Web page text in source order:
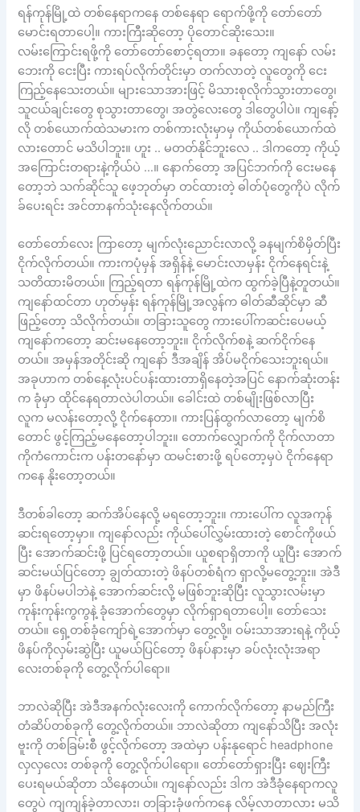
ရန်ကုန်မြို့ထဲ တစ်နေရာကနေ တစ်နေရာ ရောက်ဖို့ကို တော်တော်
မောင်းရတာပေါ့။ ကားကြီးဆိုတော့ ပိုတောင်ဆိုးသေး။
လမ်းကြောင်းရဖို့ကို တော်တော်စောင့်ရတာ။ ခနတော့ ကျနော် လမ်း
ဘေးကို ငေးပြီး ကားရပ်လိုက်တိုင်းမှာ တက်လာတဲ့ လူတွေကို ငေး
ကြည့်နေသေးတယ်။ များသောအားဖြင့် မိသားစုလိုက်သွားတာတွေ၊
သူငယ်ချင်းတွေ စုသွားတာတွေ၊ အတွဲလေးတွေ ဒါတွေပါပဲ။ ကျနော့်
လို တစ်ယောက်ထဲသမားက တစ်ကားလုံးမှာမှ ကိုယ်တစ်ယောက်ထဲ
လားတောင် မသိပါဘူး။ ဟူး .. မတတ်နိုင်ဘူးလေ .. ဒါကတော့ ကိုယ့်
အကြောင်းတရားနဲ့ကိုယ်ပဲ …။ နောက်တော့ အပြင်ဘက်ကို ငေးမနေ
တော့ဘဲ သက်ဆိုင်သူ ဖေ့ဘုတ်မှာ တင်ထားတဲ့ ဓါတ်ပုံတွေကိုပဲ လိုက်
ခ်ပေးရင်း အင်တာနက်သုံးနေလိုက်တယ်။
တော်တော်လေး ကြာတော့ မျက်လုံးညောင်းလာလို့ ခနမျက်စိမှိတ်ပြီး
ငိုက်လိုက်တယ်။ ကားကပုံမှန် အရှိန်နဲ့ မောင်းလာမှန်း ငိုက်နေရင်းနဲ့
သတိထားမိတယ်။ ကြည့်ရတာ ရန်ကုန်မြို့ထဲက ထွက်ခဲ့ပြီနဲ့တူတယ်။
ကျနော်ထင်တာ ဟုတ်မှန်း ရန်ကုန်မြို့အလွန်က ဓါတ်ဆီဆိုင်မှာ ဆီ
ဖြည့်တော့ သိလိုက်တယ်။ တခြားသူတွေ ကားပေါ်ကဆင်းပေမယ့်
ကျနော်ကတော့ ဆင်းမနေတော့ဘူး။ ငိုက်လိုက်စနဲ့ ဆက်ငိုက်နေ
တယ်။ အမှန်အတိုင်းဆို ကျနော် ဒီအချိန် အိပ်မငိုက်သေးဘူးရယ်။
အခုဟာက တစ်နေ့လုံးပင်ပန်းထားတာရှိနေတဲ့အပြင် နောက်ဆုံးတန်း
က ခုံမှာ ထိုင်နေရတာလဲပါတယ်။ ခေါင်းထဲ တစ်မျိုးဖြစ်လာပြီး
လူက မလန်းတော့လို့ ငိုက်နေတာ။ ကားပြန်ထွက်လာတော့ မျက်စိ
တောင် ဖွင့်ကြည့်မနေတော့ပါဘူး။ တောက်လျှောက်ကို ငိုက်လာတာ
ကိုကံကောင်းက ပန်းတနော်မှာ ထမင်းစားဖို့ ရပ်တော့မှပဲ ငိုက်နေရာ
ကနေ နိုးတော့တယ်။
ဒီတစ်ခါတော့ ဆက်အိပ်နေလို့ မရတော့ဘူး။ ကားပေါ်က လူအကုန်
ဆင်းရတော့မှာ။ ကျနော်လည်း ကိုယ်ပေါ်လွှမ်းထားတဲ့ စောင်ကိုဖယ်
ပြီး အောက်ဆင်းဖို့ ပြင်ရတော့တယ်။ ယူစရာရှိတာကို ယူပြီး အောက်
ဆင်းမယ်ပြင်တော့ ချွတ်ထားတဲ့ ဖိနပ်တစ်ရံက ရှာလို့မတွေ့ဘူး။ အဲဒီ
မှာ ဖိနပ်မပါဘဲနဲ့ အောက်ဆင်းလို့ မဖြစ်ဘူးဆိုပြီး လူသွားလမ်းမှာ
ကုန်းကုန်းကွကွနဲ့ ခုံအောက်တွေမှာ လိုက်ရှာရတာပေါ့။ တော်သေး
တယ်။ ရှေ့တစ်ခုံကျော်ရဲ့အောက်မှာ တွေ့လို့။ ဝမ်းသာအားရနဲ့ ကိုယ့်
ဖိနပ်ကိုလှမ်းဆွဲပြီး ယူမယ်ပြင်တော့ ဖိနပ်နားမှာ ခပ်လုံးလုံးအရာ
လေးတစ်ခုကို တွေ့လိုက်ပါရော။
ဘာလဲဆိုပြီး အဲဒီအနက်လုံးလေးကို ကောက်လိုက်တော့ နာမည်ကြီး
တံဆိပ်တစ်ခုကို တွေ့လိုက်တယ်။ ဘာလဲဆိုတာ ကျနော်သိပြီး အလုံး
ဗူးကို တစ်ခြမ်းစီ ဖွင့်လိုက်တော့ အထဲမှာ ပန်းနုရောင် headphone
လှလှလေး တစ်ခုကို တွေ့လိုက်ပါရော။ တော်တော်ရှားပြီး ဈေးကြီး
ပေးရမယ်ဆိုတာ သိနေတယ်။ ကျနော်လည်း ဒါက အဲဒီခုံနေရာကလူ
တွေပဲ ကျကျန်ခဲ့တာလား၊ တခြားခုံဖက်ကနေ လိမ့်လာတာလား မသိ